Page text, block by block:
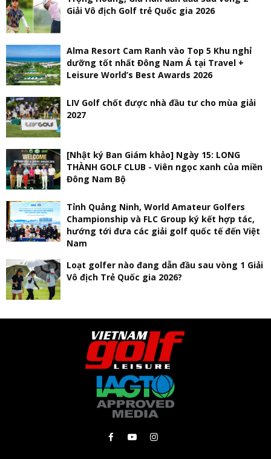
Giải Vô địch Golf trẻ Quốc gia 2026
Alma Resort Cam Ranh vào Top 5 Khu nghỉ
dưỡng tốt nhất Đông Nam Á tại Travel +
Leisure World’s Best Awards 2026
LIV Golf chốt được nhà đầu tư cho mùa giải
2027
[Nhật ký Ban Giám khảo] Ngày 15: LONG
THÀNH GOLF CLUB - Viên ngọc xanh của miền
Đông Nam Bộ
Tỉnh Quảng Ninh, World Amateur Golfers
Championship và FLC Group ký kết hợp tác,
hướng tới đưa các giải golf quốc tế đến Việt
Nam
Loạt golfer nào đang dẫn đầu sau vòng 1 Giải
Vô địch Trẻ Quốc gia 2026?